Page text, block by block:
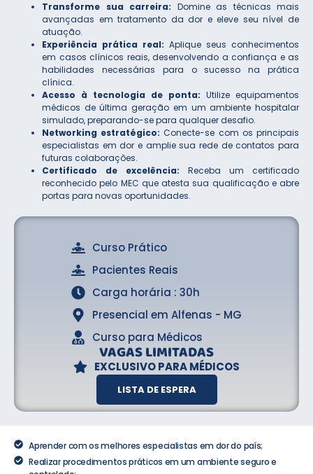
Transforme sua carreira: Domine as técnicas mais
avançadas em tratamento da dor e eleve seu nível de
atuação.
Experiência prática real: Aplique seus conhecimentos
em casos clínicos reais, desenvolvendo a confiança e as
habilidades necessárias para o sucesso na prática
clínica.
Acesso à tecnologia de ponta: Utilize equipamentos
médicos de última geração em um ambiente hospitalar
simulado, preparando-se para qualquer desafio.
Networking estratégico: Conecte-se com os principais
especialistas em dor e amplie sua rede de contatos para
futuras colaborações.
Certificado de excelência: Receba um certificado
reconhecido pelo MEC que atesta sua qualificação e abre
portas para novas oportunidades.
Curso Prático
Pacientes Reais
Carga horária : 30h
Presencial em Alfenas - MG
Curso para Médicos
VAGAS LIMITADAS
EXCLUSIVO PARA MÉDICOS
LISTA DE ESPERA
Aprender com os melhores especialistas em dor do país;
Realizar procedimentos práticos em um ambiente seguro e